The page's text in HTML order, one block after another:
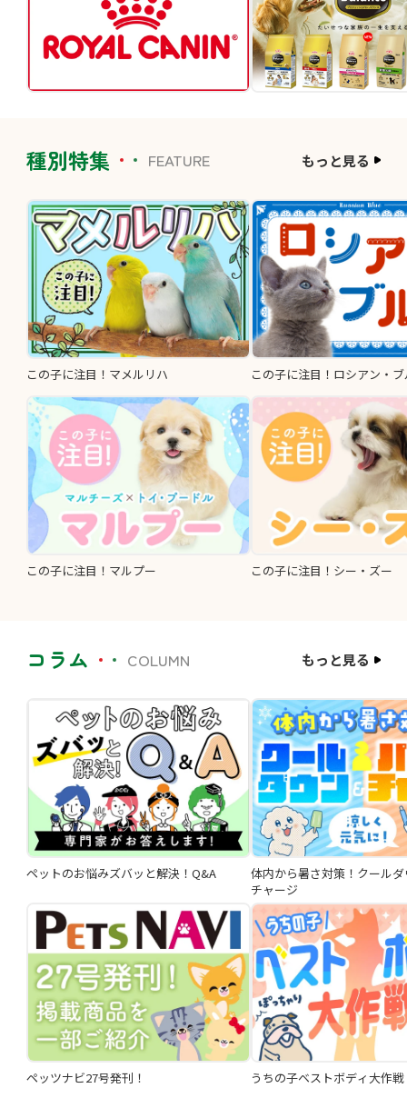
種別特集 FEATURE もっと見る
この子に注目！マメルリハ この子に注目！ロシアン・
この子に注目！マルプー この子に注目！シー・ズー
コラム COLUMN もっと見る
ペットのお悩みズバッと解決！Q&A
体内から暑さ対策！クール
チャージ
ペッツナビ27号発刊！ うちの子ベストボディ大作戦